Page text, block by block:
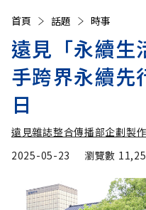
首頁 話題 時事
遠見「永續
手跨界永續先
日
遠見雜誌整合傳播部企劃製作
2025-05-23
瀏覽數